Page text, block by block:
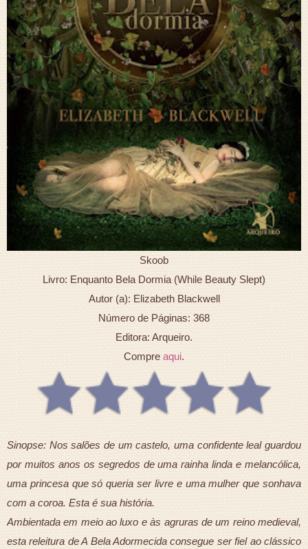
Skoob
Livro: Enquanto Bela Dormia (While Beauty Slept)
Autor (a): Elizabeth Blackwell
Número de Páginas: 368
Editora: Arqueiro.
Compre aqui.
Sinopse: Nos salões de um castelo, uma confidente leal guardou
por muitos anos os segredos de uma rainha linda e melancólica,
uma princesa que só queria ser livre e uma mulher que sonhava
com a coroa. Esta é sua história.
Ambientada em meio ao luxo e às agruras de um reino medieval,
esta releitura de A Bela Adormecida consegue ser fiel ao clássico